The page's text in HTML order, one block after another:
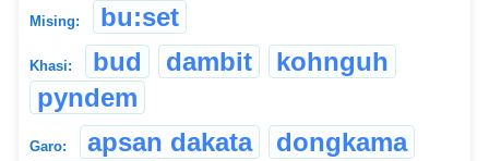
Mising: bu:set
Khasi: bud dambit
kohnguh
pyndem
Garo: apsan dakata
dongkama